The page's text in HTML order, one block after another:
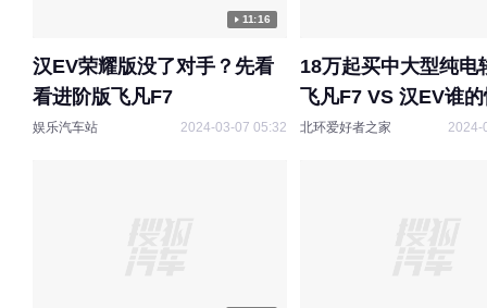
11:16
汉EV荣耀版没了对手？先看
看进阶版飞凡F7
娱乐汽车站 2024-03-07 05:32
18万起买中大型纯电
飞凡F7 VS 汉EV谁
高？
北环爱好者之家 2024-